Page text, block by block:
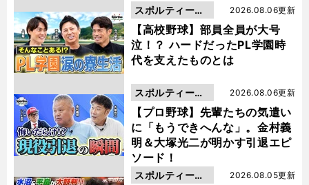
【高校野球】部員全員が大号
泣！？ ハードだったPL学園時
代を支えたものとは
2026.08.06更新
スポルティーバ
動画
【プロ野球】先輩たちの気遣い
に「もうできへんな」。金村義
明＆大塚光二が明かす引退エピ
ソード！
2026.08.06更新
スポルティーバ
動画
2026.08.05更新
スポルティーバ